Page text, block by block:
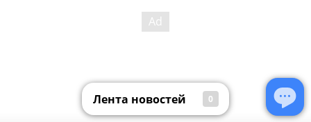
Лента новостей 0
Лента новостей